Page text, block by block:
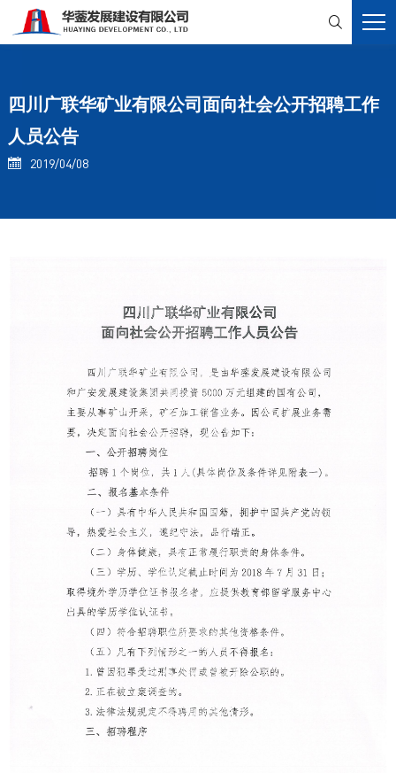

四川广联华矿业有限公司面向社会公开招聘工作
人员公告
 2019/04/08